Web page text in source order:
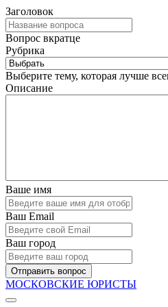
Заголовок
Вопрос вкратце
Рубрика
Выберите тему, которая лучше
Описание
Ваше имя
Ваш Email
Ваш город
Отправить вопрос
МОСКОВСКИЕ ЮРИСТЫ